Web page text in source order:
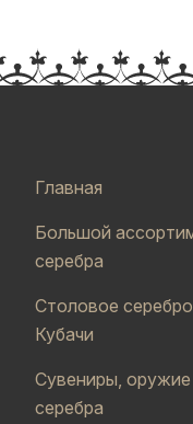
Главная
Большой
серебра
Столовое серебро
Кубачи
Сувениры, оружие
серебра